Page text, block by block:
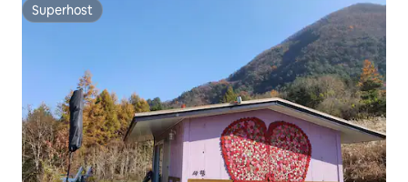
Superhost
Superhost